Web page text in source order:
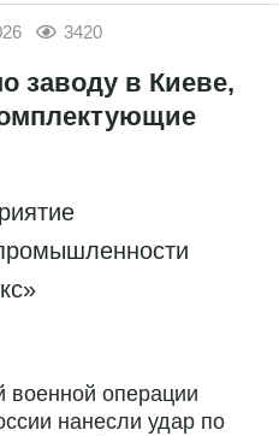
3420
заводу в Киеве,
военной операции
нанесли удар по